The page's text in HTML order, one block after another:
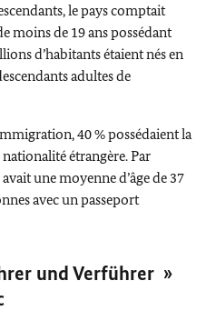
le pays comptait
moins de 19 ans possédant
d’habitants étaient nés en
adultes de
40 % possédaient la
étrangère. Par
une moyenne d’âge de 37
avec un passeport
und Verführer »